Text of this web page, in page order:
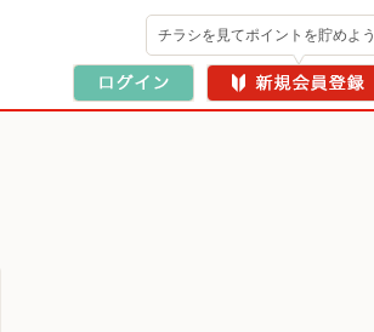
チラシを見てポイントを貯めよう